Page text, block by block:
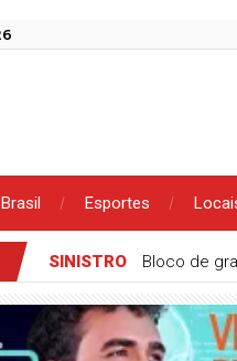
Brasil Esportes
SINISTRO Bloco de